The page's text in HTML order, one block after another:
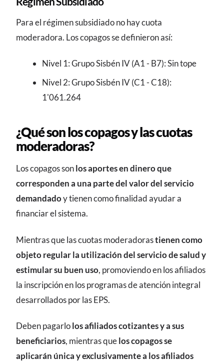
Para el régimen subsidiado no hay cuota
moderadora. Los copagos se definieron así:
Nivel 1: Grupo Sisbén IV (A1 - B7): Sin tope
Nivel 2: Grupo Sisbén IV (C1 - C18):
1'061.264
¿Qué son los copagos y las cuotas
moderadoras?
Los copagos sonlos aportes en dinero que
corresponden a una parte del valor del servicio
demandadoy tienen como finalidad ayudar a
financiar el sistema.
Mientras que las cuotas moderadorastienen como
objeto regular la utilización del servicio de salud y
estimular su buen uso, promoviendo en los afiliados
la inscripción en los programas de atención integral
desarrollados por las EPS.
Deben pagarlolos afiliados cotizantes y a sus
beneficiarios, mientras quelos copagos se
aplicarán única y exclusivamente a los afiliados